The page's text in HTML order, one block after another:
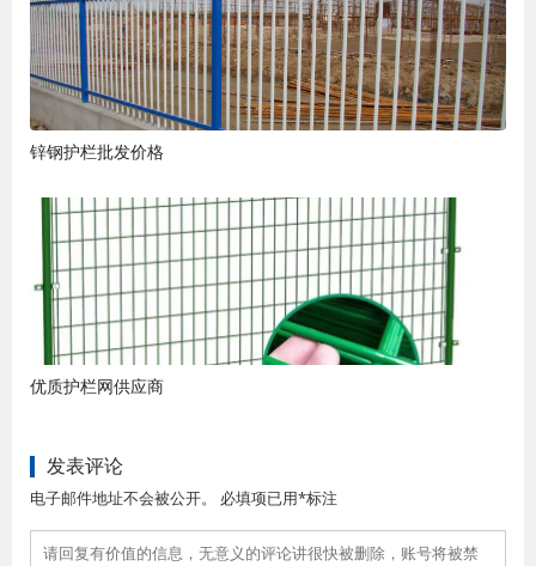
锌钢护栏批发价格
优质护栏网供应商
发表评论
电子邮件地址不会被公开。 必填项已用*标注